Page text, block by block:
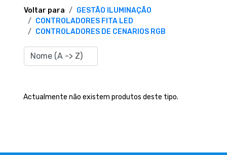
TERMOS E CONDIÇÕES
CATÁLOGOS
CAMPANHAS
Voltar para
GESTÃO ILUMINAÇÃO
CONTROLADORES FITA LED
CONTROLADORES DE CENARIOS RGB
Actualmente não existem produtos deste tipo.